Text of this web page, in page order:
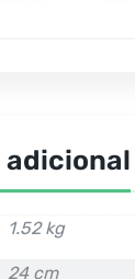
1.52 kg
24 cm